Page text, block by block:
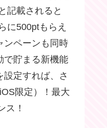
記載されると
に500ptもらえ
ンペーンも同時
で貯まる新機能
設定すれば、さ
限定）！最大
ス！